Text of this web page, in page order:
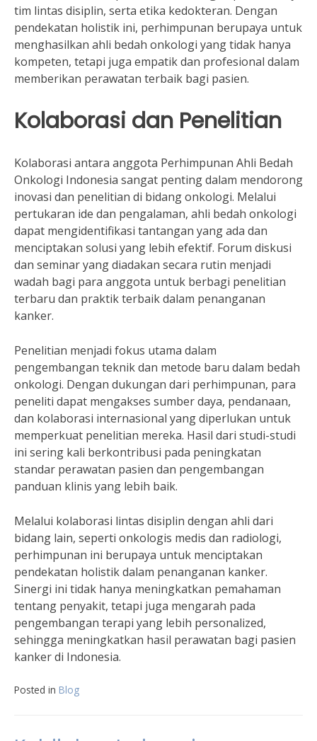
tim lintas disiplin, serta etika kedokteran. Dengan
pendekatan holistik ini, perhimpunan berupaya untuk
menghasilkan ahli bedah onkologi yang tidak hanya
kompeten, tetapi juga empatik dan profesional dalam
memberikan perawatan terbaik bagi pasien.
Kolaborasi dan Penelitian
Kolaborasi antara anggota Perhimpunan Ahli Bedah
Onkologi Indonesia sangat penting dalam mendorong
inovasi dan penelitian di bidang onkologi. Melalui
pertukaran ide dan pengalaman, ahli bedah onkologi
dapat mengidentifikasi tantangan yang ada dan
menciptakan solusi yang lebih efektif. Forum diskusi
dan seminar yang diadakan secara rutin menjadi
wadah bagi para anggota untuk berbagi penelitian
terbaru dan praktik terbaik dalam penanganan
kanker.
Penelitian menjadi fokus utama dalam
pengembangan teknik dan metode baru dalam bedah
onkologi. Dengan dukungan dari perhimpunan, para
peneliti dapat mengakses sumber daya, pendanaan,
dan kolaborasi internasional yang diperlukan untuk
memperkuat penelitian mereka. Hasil dari studi-studi
ini sering kali berkontribusi pada peningkatan
standar perawatan pasien dan pengembangan
panduan klinis yang lebih baik.
Melalui kolaborasi lintas disiplin dengan ahli dari
bidang lain, seperti onkologis medis dan radiologi,
perhimpunan ini berupaya untuk menciptakan
pendekatan holistik dalam penanganan kanker.
Sinergi ini tidak hanya meningkatkan pemahaman
tentang penyakit, tetapi juga mengarah pada
pengembangan terapi yang lebih personalized,
sehingga meningkatkan hasil perawatan bagi pasien
kanker di Indonesia.
Posted in Blog